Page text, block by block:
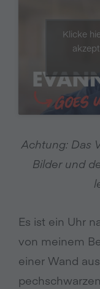
Klicke
Achtung: Das
Bilder und
Es ist ein Uhr
von meinem
einer Wand